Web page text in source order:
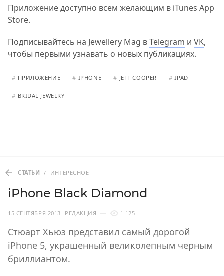
Приложение доступно всем желающим в iTunes App
Store.
Подписывайтесь на Jewellery Mag вTelegram и VK,
чтобы первыми узнавать о новых публикациях.
# ПРИЛОЖЕНИЕ # IPHONE # JEFF COOPER # IPAD
# BRIDAL JEWELRY
СТАТЬИ / ИНТЕРЕСНОЕ
iPhone Black Diamond
15 СЕНТЯБРЯ 2013 РЕДАКЦИЯ 1 125
Стюарт Хьюз представил самый дорогой
iPhone 5, украшенный великолепным черным
бриллиантом.